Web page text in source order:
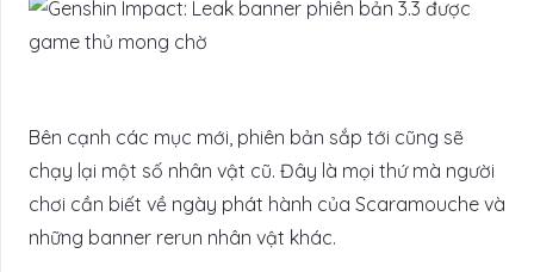
Bên cạnh các mục mới, phiên bản sắp tới cũng sẽ
chạy lại một số nhân vật cũ. Đây là mọi thứ mà người
chơi cần biết về ngày phát hành của Scaramouche và
những banner rerun nhân vật khác.